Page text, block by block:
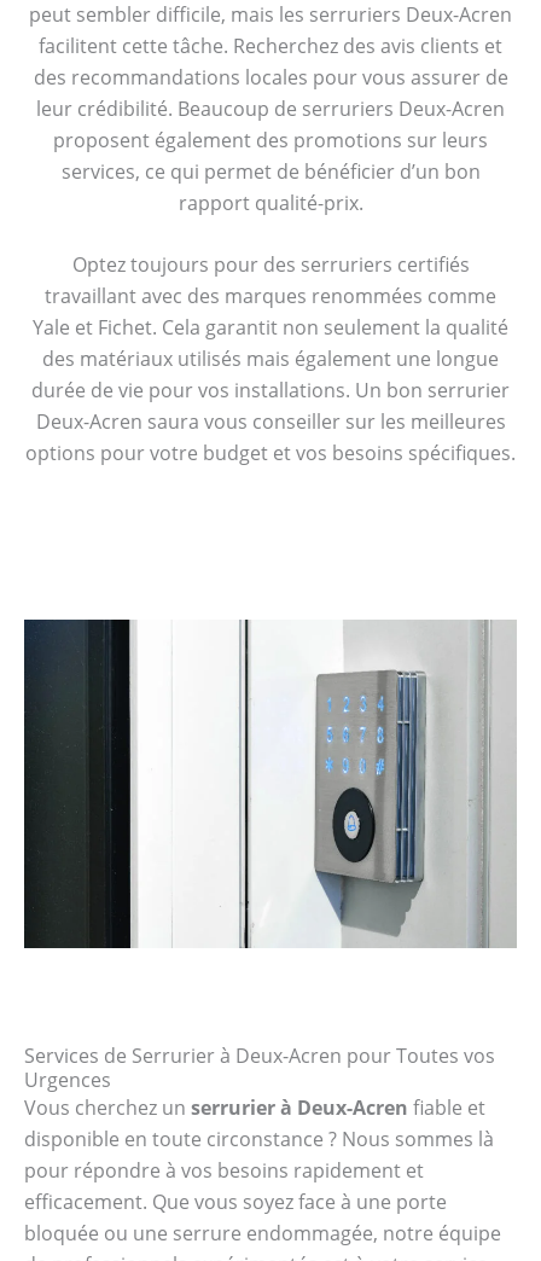
peut sembler difficile, mais les serruriers Deux-Acren
facilitent cette tâche. Recherchez des avis clients et
des recommandations locales pour vous assurer de
leur crédibilité. Beaucoup de serruriers Deux-Acren
proposent également des promotions sur leurs
services, ce qui permet de bénéficier d’un bon
rapport qualité-prix.
Optez toujours pour des serruriers certifiés
travaillant avec des marques renommées comme
Yale et Fichet. Cela garantit non seulement la qualité
des matériaux utilisés mais également une longue
durée de vie pour vos installations. Un bon serrurier
Deux-Acren saura vous conseiller sur les meilleures
options pour votre budget et vos besoins spécifiques.
Services de Serrurier à Deux-Acren pour Toutes vos
Urgences
Vous cherchez un serrurier à Deux-Acren fiable et
disponible en toute circonstance ? Nous sommes là
pour répondre à vos besoins rapidement et
efficacement. Que vous soyez face à une porte
bloquée ou une serrure endommagée, notre équipe